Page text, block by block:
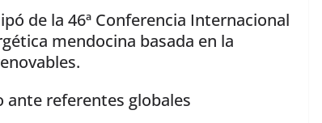
de la 46ª Conferencia Internacional
mendocina basada en la
ante referentes globales